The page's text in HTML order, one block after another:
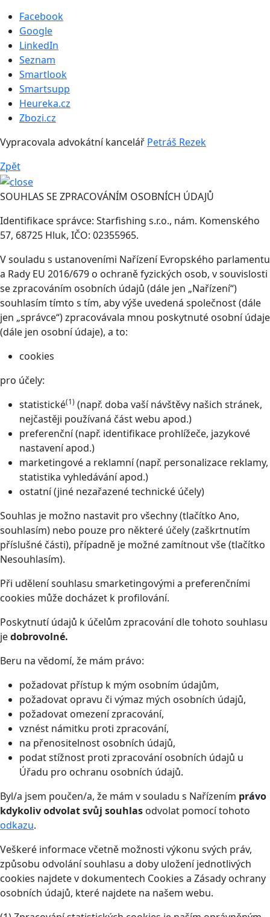
Facebook
Google
LinkedIn
Seznam
Smartlook
Smartsupp
Heureka.cz
Zbozi.cz
Vypracovala advokátní kancelář Petráš Rezek
Zpět
SOUHLAS SE ZPRACOVÁNÍM OSOBNÍCH ÚDAJŮ
Identifikace správce: Starfishing s.r.o., nám. Komenského
57, 68725 Hluk, IČO: 02355965.
V souladu s ustanoveními Nařízení Evropského parlamentu
a Rady EU 2016/679 o ochraně fyzických osob, v souvislosti
se zpracováním osobních údajů (dále jen „Nařízení“)
souhlasím tímto s tím, aby výše uvedená společnost (dále
jen „správce“) zpracovávala mnou poskytnuté osobní údaje
(dále jen osobní údaje), a to:
cookies
pro účely:
statistické(1) (např. doba vaší návštěvy našich stránek,
nejčastěji používaná část webu apod.)
preferenční (např. identifikace prohlížeče, jazykové
nastavení apod.)
marketingové a reklamní (např. personalizace reklamy,
statistika vyhledávání apod.)
ostatní (jiné nezařazené technické účely)
Souhlas je možno nastavit pro všechny (tlačítko Ano,
souhlasím) nebo pouze pro některé účely (zaškrtnutím
příslušné části), případně je možné zamítnout vše (tlačítko
Nesouhlasím).
Při udělení souhlasu smarketingovými a preferenčními
cookies může docházet k profilování.
Poskytnutí údajů k účelům zpracování dle tohoto souhlasu
jedobrovolné.
Beru na vědomí, že mám právo:
požadovat přístup k mým osobním údajům,
požadovat opravu či výmaz mých osobních údajů,
požadovat omezení zpracování,
vznést námitku proti zpracování,
na přenositelnost osobních údajů,
podat stížnost proti zpracování osobních údajů u
Úřadu pro ochranu osobních údajů.
Byl/a jsem poučen/a, že mám v souladu s Nařízením právo
kdykoliv odvolat svůj souhlas odvolat pomocí tohoto
odkazu.
Veškeré informace včetně možnosti výkonu svých práv,
způsobu odvolání souhlasu a doby uložení jednotlivých
cookies najdete v dokumentech Cookies a Zásady ochrany
osobních údajů, které najdete na našem webu.